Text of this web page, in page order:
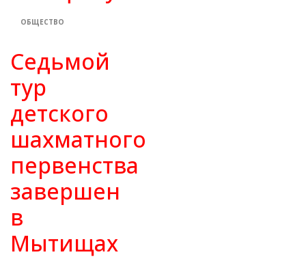
ОБЩЕСТВО
Седьмой
тур
детского
шахматного
первенства
завершен
в
Мытищах